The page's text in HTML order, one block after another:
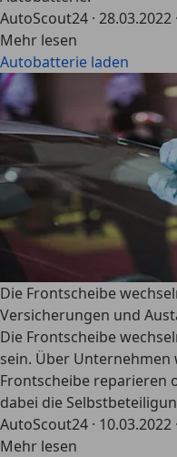
AutoScout24 · 28.03.2022 ·
Mehr lesen
Autobatterie laden
Die Frontscheibe
Versicherungen und
Die Frontscheibe
sein. Über Unternehmen
Frontscheibe reparieren
dabei die
AutoScout24 · 10.03.2022 ·
Mehr lesen